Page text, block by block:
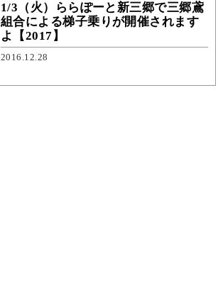
1/3（火）ららぽーと新三郷で三郷鳶
組合による梯子乗りが開催されます
よ【2017】
2016.12.28